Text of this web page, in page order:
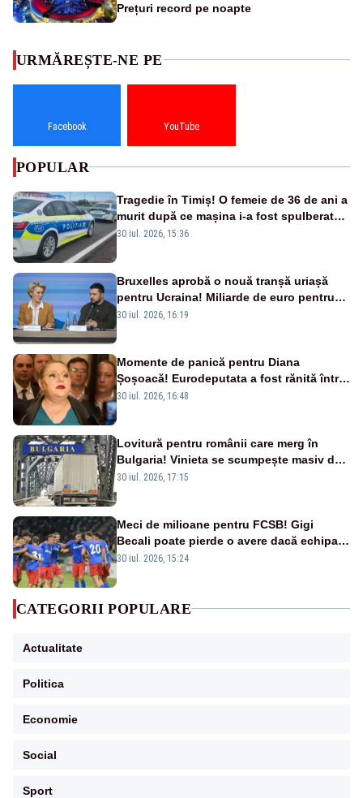
Prețuri record pe noapte
URMĂREȘTE-NE PE
Facebook YouTube
POPULAR
Tragedie în Timiș! O femeie de 36 de ani a
murit după ce mașina i-a fost spulberată
de tren
30 iul. 2026, 15:36
Bruxelles aprobă o nouă tranșă uriașă
pentru Ucraina! Miliarde de euro pentru
armament și apărare
30 iul. 2026, 16:19
Momente de panică pentru Diana
Șoșoacă! Eurodeputata a fost rănită într-
un accident rutier
30 iul. 2026, 16:48
Lovitură pentru românii care merg în
Bulgaria! Vinieta se scumpește masiv de
la 1 august
30 iul. 2026, 17:15
Meci de milioane pentru FCSB! Gigi
Becali poate pierde o avere dacă echipa
este eliminată de FK Auda
30 iul. 2026, 15:24
CATEGORII POPULARE
Actualitate
Politica
Economie
Social
Sport